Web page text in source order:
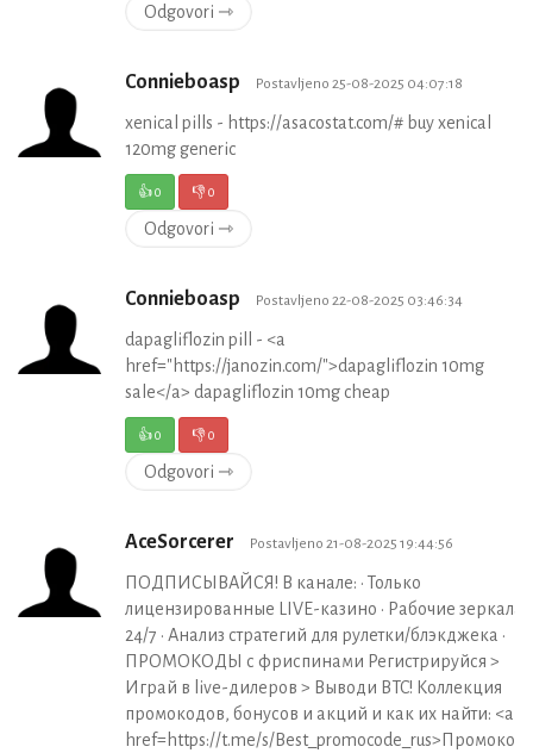
Odgovori ⇾
Connieboasp Postavljeno 25-08-2025 04:07:18
xenical pills - https://asacostat.com/# buy xenical
120mg generic
👍0 👎0
Odgovori ⇾
Connieboasp Postavljeno 22-08-2025 03:46:34
dapagliflozin pill - <a
href="https://janozin.com/">dapagliflozin 10mg
sale</a> dapagliflozin 10mg cheap
👍0 👎0
Odgovori ⇾
AceSorcerer Postavljeno 21-08-2025 19:44:56
ПОДПИСЫВАЙСЯ! В канале: • Только
лицензированные LIVE-казино • Рабочие зеркала
24/7 • Анализ стратегий для рулетки/блэкджека •
ПРОМОКОДЫ с фриспинами Регистрируйся >
Играй в live-дилеров > Выводи BTC! Коллекция
промокодов, бонусов и акций и как их найти: <a
href=https://t.me/s/Best_promocode_rus>Промокод